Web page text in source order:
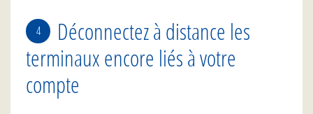
Déconnectez à distance les
terminaux encore liés à votre
compte